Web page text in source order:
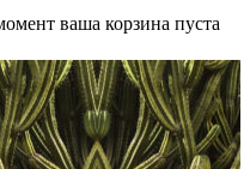
ваша корзина пуста